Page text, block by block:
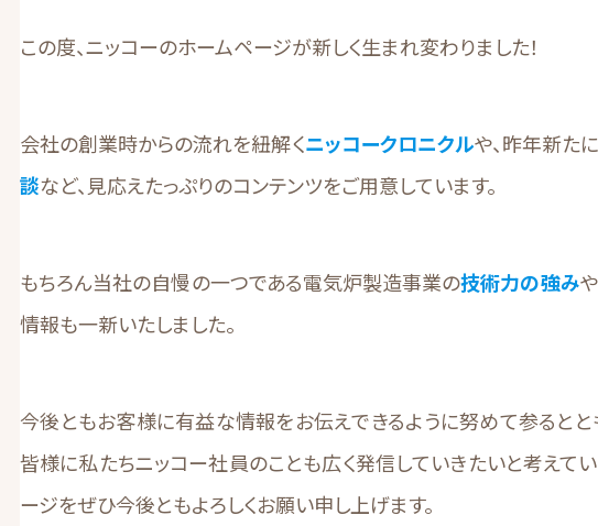
この度、ニッコーのホームページが新しく生まれ変わりました！
会社の創業時からの流れを紐解くニッコークロニクルや、昨年新た
談など、見応えたっぷりのコンテンツをご用意しています。
もちろん当社の自慢の一つである電気炉製造事業の技術力の強みや
情報も一新いたしました。
今後ともお客様に有益な情報をお伝えできるように努めて参るとと
皆様に私たちニッコー社員のことも広く発信していきたいと考えて
ージをぜひ今後ともよろしくお願い申し上げます。